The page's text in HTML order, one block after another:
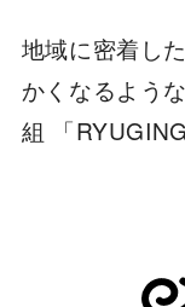
地域に密着し
かくなるよう
組 「